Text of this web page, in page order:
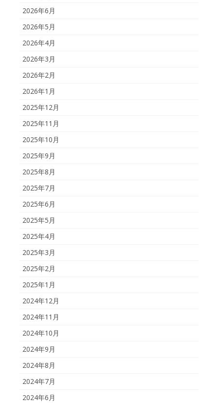
2026年6月
2026年5月
2026年4月
2026年3月
2026年2月
2026年1月
2025年12月
2025年11月
2025年10月
2025年9月
2025年8月
2025年7月
2025年6月
2025年5月
2025年4月
2025年3月
2025年2月
2025年1月
2024年12月
2024年11月
2024年10月
2024年9月
2024年8月
2024年7月
2024年6月